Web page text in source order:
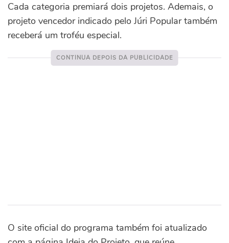
Cada categoria premiará dois projetos. Ademais, o
projeto vencedor indicado pelo Júri Popular também
receberá um troféu especial.
O site oficial do programa também foi atualizado